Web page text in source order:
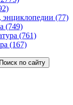
энциклопедии (77)
(749)
(761)
(167)